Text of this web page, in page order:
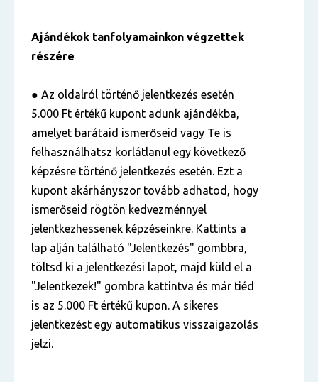
Ajándékok tanfolyamainkon végzettek
részére
● Az oldalról történő jelentkezés esetén
5.000 Ft értékű kupont adunk ajándékba,
amelyet barátaid ismerőseid vagy Te is
felhasználhatsz korlátlanul egy következő
képzésre történő jelentkezés esetén. Ezt a
kupont akárhányszor tovább adhatod, hogy
ismerőseid rögtön kedvezménnyel
jelentkezhessenek képzéseinkre. Kattints a
lap alján található "Jelentkezés" gombbra,
töltsd ki a jelentkezési lapot, majd küld el a
"Jelentkezek!" gombra kattintva és már tiéd
is az 5.000 Ft értékű kupon. A sikeres
jelentkezést egy automatikus visszaigazolás
jelzi.